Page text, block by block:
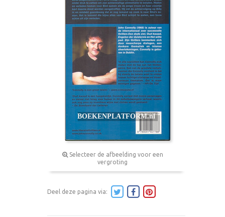
Selecteer de afbeelding voor een
vergroting
Deel deze pagina via: